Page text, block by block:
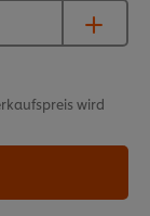
wird